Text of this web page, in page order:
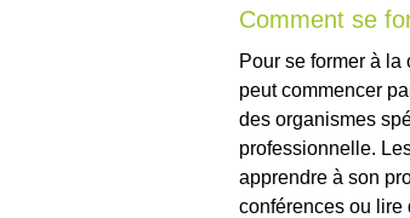
Comment se
Pour se former à
peut commencer
des organismes
professionnelle.
apprendre à son
conférences ou lire